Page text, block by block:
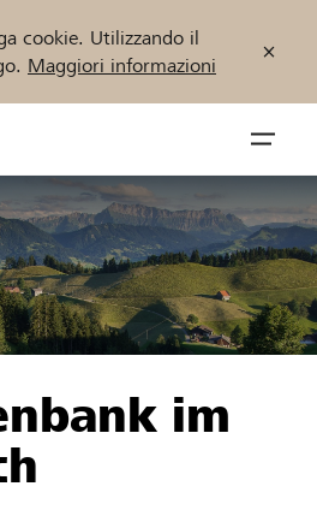
cookie. Utilizzando il
Maggiori informazioni
öffnen
Inizia ora
im